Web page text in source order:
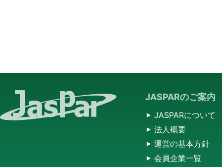
JASPARのご案内
JASPARについて
法人概要
運営の基本方針
会員企業一覧